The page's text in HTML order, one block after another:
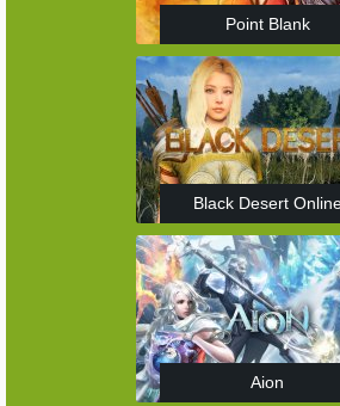
Point Blank
Black Desert
Aion